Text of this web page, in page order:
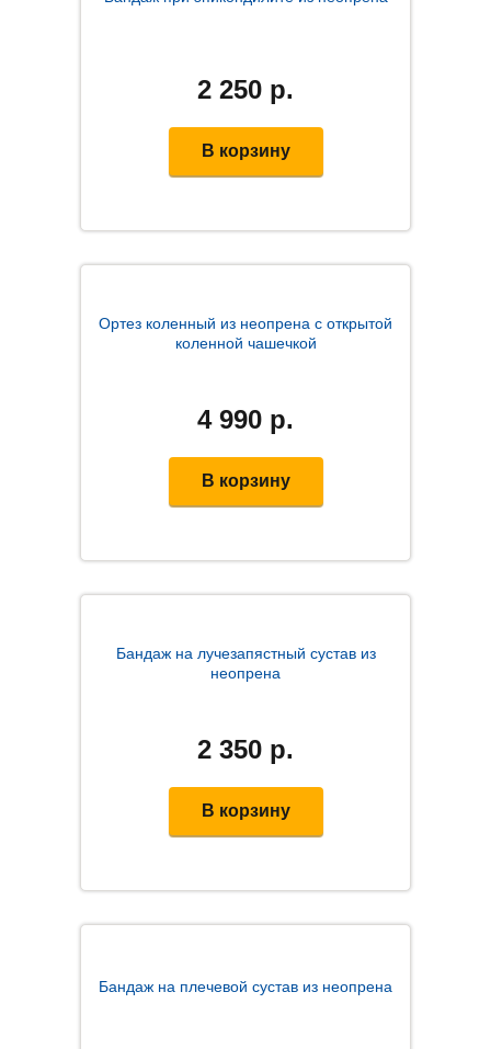
2 250 р.
В корзину
Ортез коленный из неопрена с открытой
коленной чашечкой
4 990 р.
В корзину
Бандаж на лучезапястный сустав из
неопрена
2 350 р.
В корзину
Бандаж на плечевой сустав из неопрена